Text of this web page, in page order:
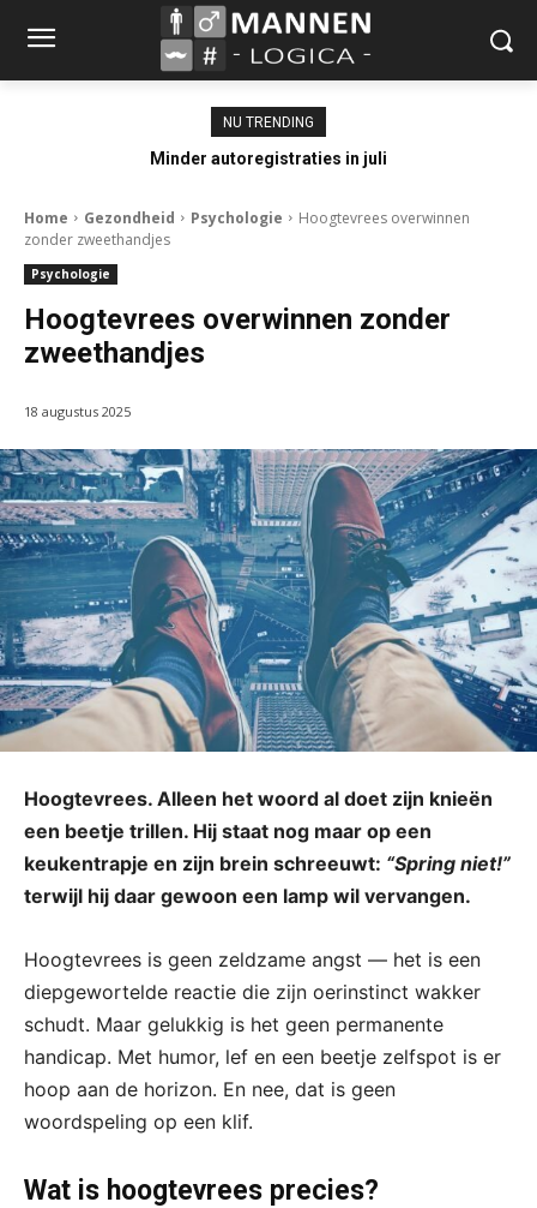
NU TRENDING
Minder autoregistraties in juli
Home Gezondheid Psychologie
Hoogtevrees overwinnen
zonder zweethandjes
Psychologie
Hoogtevrees overwinnen zonder
zweethandjes
18 augustus 2025
Hoogtevrees. Alleen het woord al doet zijn knieën
een beetje trillen. Hij staat nog maar op een
keukentrapje en zijn brein schreeuwt: “Spring niet!”
terwijl hij daar gewoon een lamp wil vervangen.
Hoogtevrees is geen zeldzame angst — het is een
diepgewortelde reactie die zijn oerinstinct wakker
schudt. Maar gelukkig is het geen permanente
handicap. Met humor, lef en een beetje zelfspot is er
hoop aan de horizon. En nee, dat is geen
woordspeling op een klif.
Wat is hoogtevrees precies?